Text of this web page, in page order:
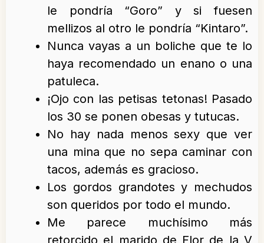
le pondría “Goro” y si fuesen
mellizos al otro le pondría “Kintaro”.
Nunca vayas a un boliche que te lo
haya recomendado un enano o una
patuleca.
¡Ojo con las petisas tetonas! Pasado
los 30 se ponen obesas y tutucas.
No hay nada menos sexy que ver
una mina que no sepa caminar con
tacos, además es gracioso.
Los gordos grandotes y mechudos
son queridos por todo el mundo.
Me parece muchísimo más
retorcido el marido de Flor de la V